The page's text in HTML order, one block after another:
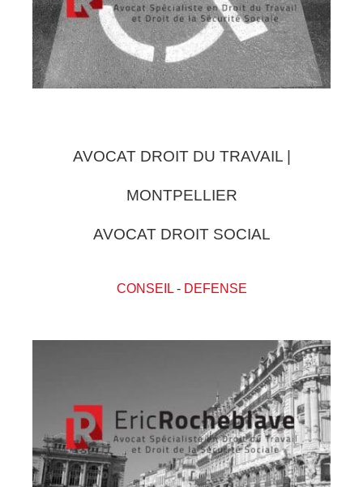
AVOCAT DROIT DU TRAVAIL |
MONTPELLIER
AVOCAT DROIT SOCIAL
CONSEIL- DEFENSE